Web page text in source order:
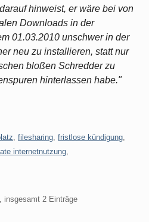
hinweist, er wäre bei von
Downloads in der
01.03.2010 unschwer in der
neu zu installieren, statt nur
bloßen Schredder zu
hinterlassen habe."
filesharing fristlose kündigung
internetnutzung
insgesamt 2 Einträge